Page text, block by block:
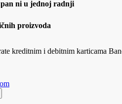
ni u jednoj radnji
proizvoda
kreditnim i debitnim karticama